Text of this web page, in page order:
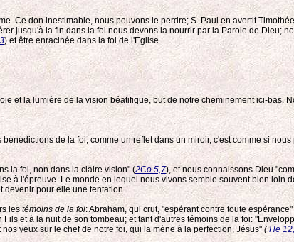
Ce don inestimable, nous pouvons le perdre; S. Paul en avertit
jusqu'à la fin dans la foi nous devons la nourrir par la Parole de Dieu;
) et être enracinée dans la foi de l'Eglise.
et la lumière de la vision béatifique, but de notre cheminement ici-bas.
de la foi, comme un reflet dans un miroir, c'est comme si
la foi, non dans la claire vision" (2Co 5,7), et nous connaissons Dieu
à l'épreuve. Le monde en lequel nous vivons semble souvent bien
pour elle une tentation.
lestémoins de la foi: Abraham, qui crut, "espérant contre toute espérance"
et à la nuit de son tombeau; et tant d'autres témoins de la foi:
yeux sur le chef de notre foi, qui la mène à la perfection, Jésus" ( He